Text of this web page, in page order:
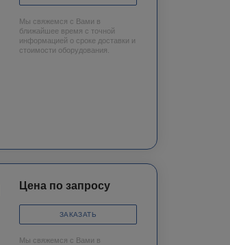
Мы свяжемся с Вами в
ближайшее время с точной
информацией о сроке доставки и
стоимости оборудования.
Цена по запросу
ЗАКАЗАТЬ
Мы свяжемся с Вами в